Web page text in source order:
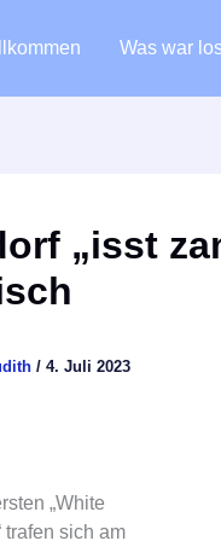
Was war
„isst
/ 4. Juli 2023
„White
trafen sich am